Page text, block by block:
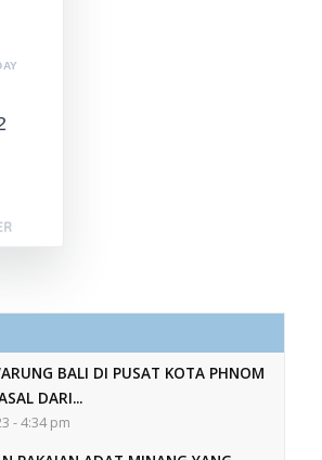
BALI DI PUSAT KOTA PHNOM
DARI...
- 4:34 pm